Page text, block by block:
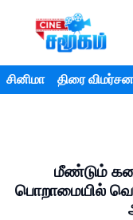
சினிமா திரை
மீண்டும்
பொறாமையில்